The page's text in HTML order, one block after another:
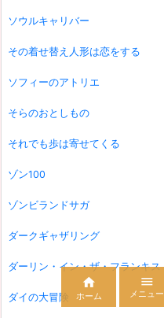
ソウルキャリバー
その着せ替え人形は恋をする
ソフィーのアトリエ
そらのおとしもの
それでも歩は寄せてくる
ゾン100
ゾンビランドサガ
ダークギャザリング
ダーリン・イン・ザ・フランキス
ダイの大冒険

ホーム

メニュー